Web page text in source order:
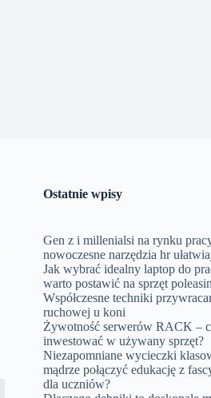
Ostatnie wpisy
Gen z i millenialsi na rynku
nowoczesne narzędzia hr
Jak wybrać idealny laptop do
warto postawić na sprzęt
Współczesne techniki
ruchowej u koni
Żywotność serwerów RACK –
inwestować w używany sprzęt?
Niezapomniane wycieczki
mądrze połączyć edukację z
dla uczniów?